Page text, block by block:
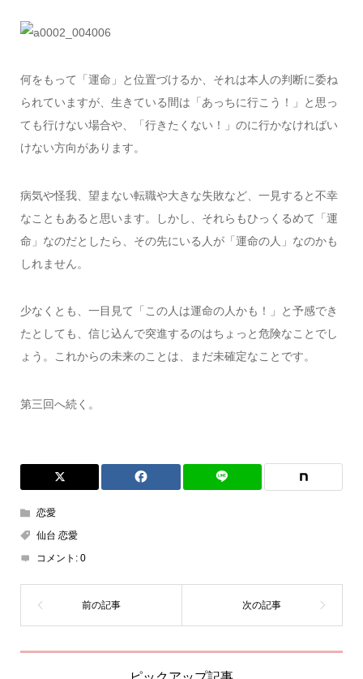
何をもって「運命」と位置づけるか、それは本人の判断に委ね
られていますが、生きている間は「あっちに行こう！」と思っ
ても行けない場合や、「行きたくない！」のに行かなければい
けない方向があります。
病気や怪我、望まない転職や大きな失敗など、一見すると不幸
なこともあると思います。しかし、それらもひっくるめて「運
命」なのだとしたら、その先にいる人が「運命の人」なのかも
しれません。
少なくとも、一目見て「この人は運命の人かも！」と予感でき
たとしても、信じ込んで突進するのはちょっと危険なことでし
ょう。これからの未来のことは、まだ未確定なことです。
第三回へ続く。
恋愛
仙台 恋愛
コメント: 0